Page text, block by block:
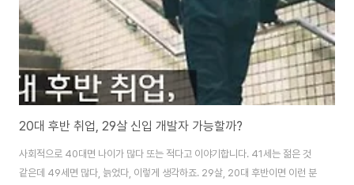
20대 후반 취업, 29살 신입 개발자 가능할까?
사회적으로 40대면 나이가 많다 또는 적다고 이야기합니다. 41세는 젊은 것
같은데 49세면 많다, 늙었다, 이렇게 생각하죠. 29살, 20대 후반이면 이런 분